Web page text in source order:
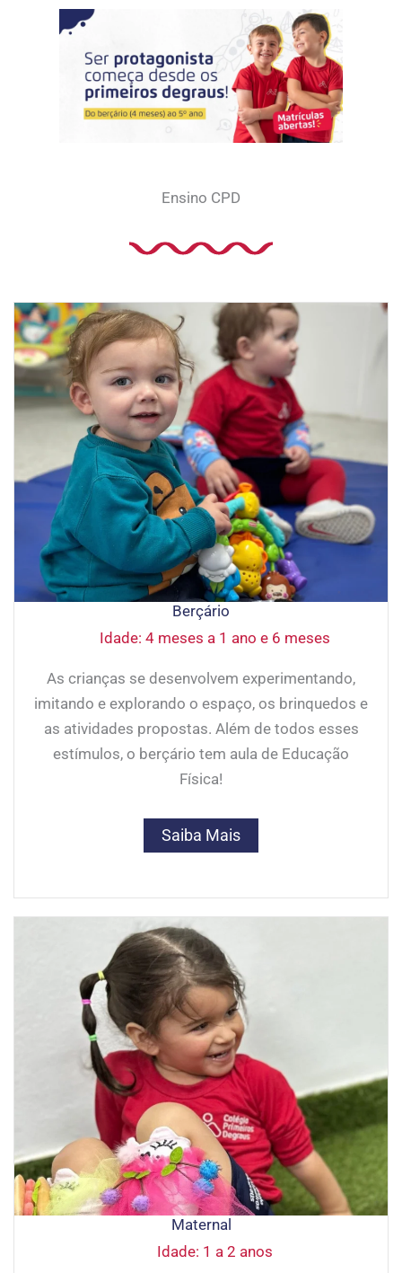
Ensino CPD
Berçário
Idade: 4 meses a 1 ano e 6 meses
As crianças se desenvolvem experimentando,
imitando e explorando o espaço, os brinquedos e
as atividades propostas. Além de todos esses
estímulos, o berçário tem aula de Educação
Física!
Saiba Mais
Maternal
Idade: 1 a 2 anos